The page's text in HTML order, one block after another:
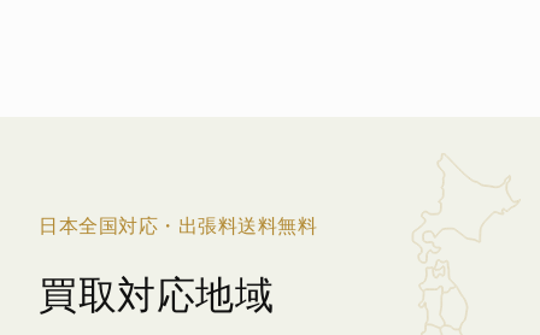
日本全国対応・出張料送料無料
買取対応地域